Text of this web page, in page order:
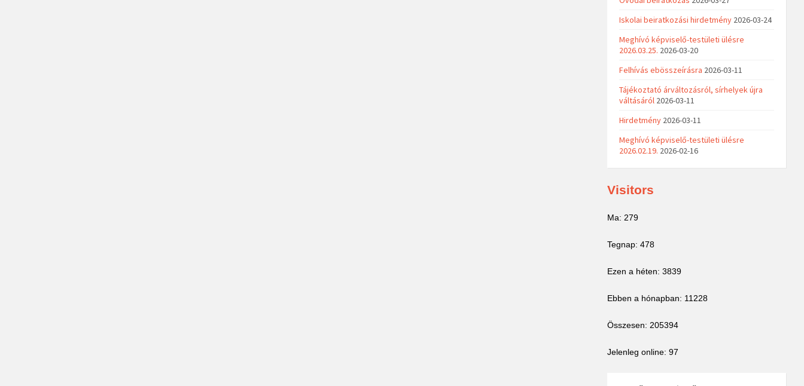
Iskolai beiratkozási hirdetmény 2026-03-24
Meghívó képviselő-testületi ülésre
2026.03.25. 2026-03-20
Felhívás ebösszeírásra 2026-03-11
Tájékoztató árváltozásról, sírhelyek újra
váltásáról 2026-03-11
Hirdetmény 2026-03-11
Meghívó képviselő-testületi ülésre
2026.02.19. 2026-02-16
Visitors
Ma: 279
Tegnap: 478
Ezen a héten: 3839
Ebben a hónapban: 11228
Összesen: 205394
Jelenleg online: 97